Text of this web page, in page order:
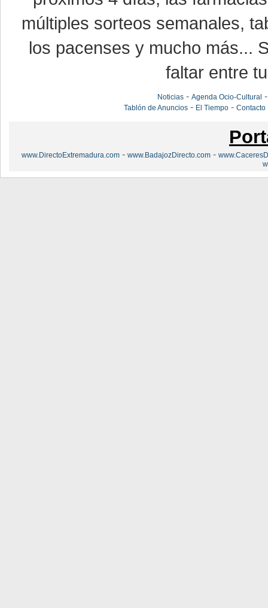
múltiples sorteos semanales,
los pacenses y mucho más...
faltar entre
Noticias -Agenda Ocio-Cultural
Tablón de Anuncios - El Tiempo -Contacto
www.DirectoExtremadura.com - www.BadajozDirecto.com -